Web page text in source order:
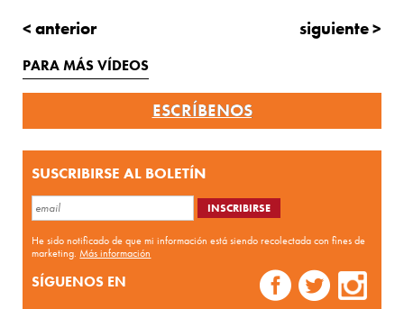
< anterior siguiente >
PARA MÁS VÍDEOS
ESCRÍBENOS
SUSCRIBIRSE AL BOLETÍN
He sido notificado de que mi información está siendo recolectada con fines de
marketing.Más información
SÍGUENOS EN